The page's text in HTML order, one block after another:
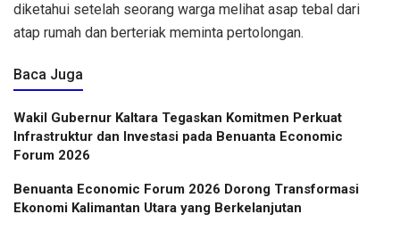
diketahui setelah seorang warga melihat asap tebal dari
atap rumah dan berteriak meminta pertolongan.
Baca Juga
Wakil Gubernur Kaltara Tegaskan Komitmen Perkuat
Infrastruktur dan Investasi pada Benuanta Economic
Forum 2026
Benuanta Economic Forum 2026 Dorong Transformasi
Ekonomi Kalimantan Utara yang Berkelanjutan